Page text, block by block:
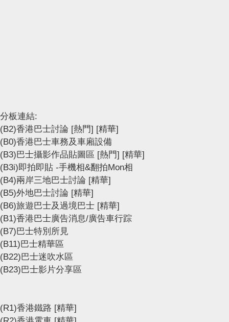
分板連結:
(B2)香港巴士討論 [熱門] [精華]
(B0)香港巴士車務及車廂設備
(B3)巴士攝影作品貼圖區 [熱門] [精華]
(B3i)即拍即貼 -手機相&翻拍Mon相
(B4)兩岸三地巴士討論 [精華]
(B5)外地巴士討論 [精華]
(B6)旅遊巴士及過境巴士 [精華]
(B1)香港巴士廣告消息/廣告車行踪
(B7)巴士特別所見
(B11)巴士精華區
(B22)巴士迷吹水區
(B23)巴士影片分享區
(R1)香港鐵路 [精華]